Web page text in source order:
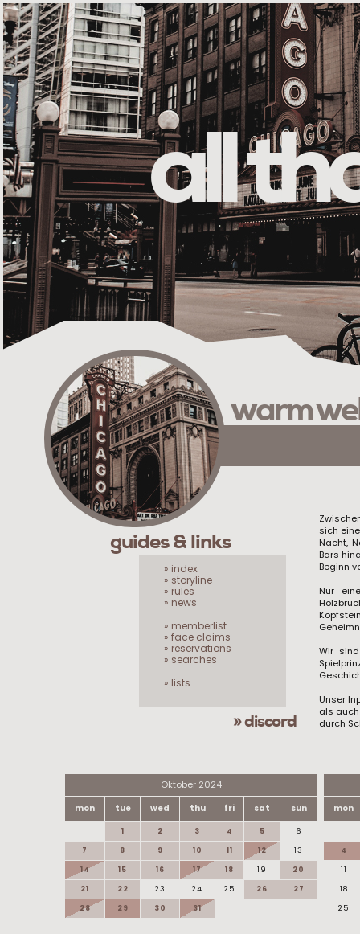
all
warm
sich
Nacht,
Bars
Beginn
Nur
Wir
Unser
als
durch
guides & links
» index
» storyline
» rules
» news
» memberlist
» face claims
» reservations
» searches
» lists
» discord
Oktober 2024
mon tue wed thu fri sat sun
1 2 3 4 5
6
7
8 9 10 11 12
13
14
15 16 17 18 19
20
21
22 23 24 25 26
27
28
29 30 31
mon
4
11
18
25